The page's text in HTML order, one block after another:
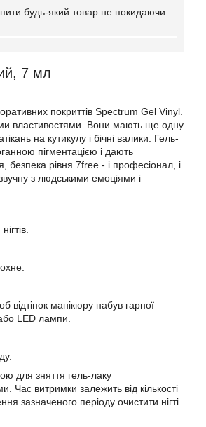
будь-який товар не покидаючи
7 мл
покриттів Spectrum Gel Vinyl.
властивостями. Вони мають ще одну
на кутикулу і бічні валики. Гель-
пігментацією і дають
безпека рівня 7free - і професіонал, і
з людськими емоціями і
манікюру набув гарної
LED лампи.
для зняття гель-лаку
Час витримки залежить від кількості
зазначеного періоду очистити нігті